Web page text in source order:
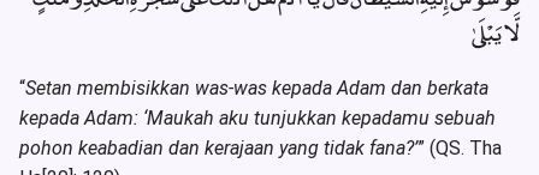
لَّا يَبْلَىٰ
“Setan membisikkan was-was kepada Adam dan berkata
kepada Adam: ‘Maukah aku tunjukkan kepadamu sebuah
pohon keabadian dan kerajaan yang tidak fana?’” (QS. Tha